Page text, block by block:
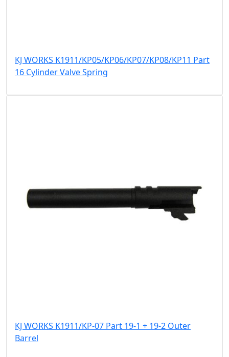
KJ WORKS K1911/KP05/KP06/KP07/KP08/KP11 Part
16 Cylinder Valve Spring
KJ WORKS K1911/KP-07 Part 19-1 + 19-2 Outer
Barrel